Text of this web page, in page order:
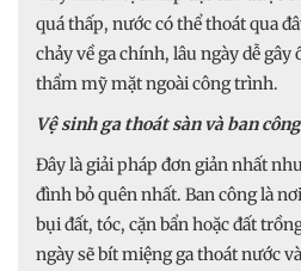
quá thấp, nước có thể thoát qua
chảy về ga chính, lâu ngày dễ
thẩm mỹ mặt ngoài công trình.
Vệ sinh ga thoát sàn và ban
Đây là giải pháp đơn giản nhất
đình bỏ quên nhất. Ban công là
bụi đất, tóc, cặn bẩn hoặc đất
ngày sẽ bít miệng ga thoát nước